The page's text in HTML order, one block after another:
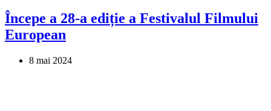
Începe a 28-a ediție a Festivalul Filmului
European
8 mai 2024